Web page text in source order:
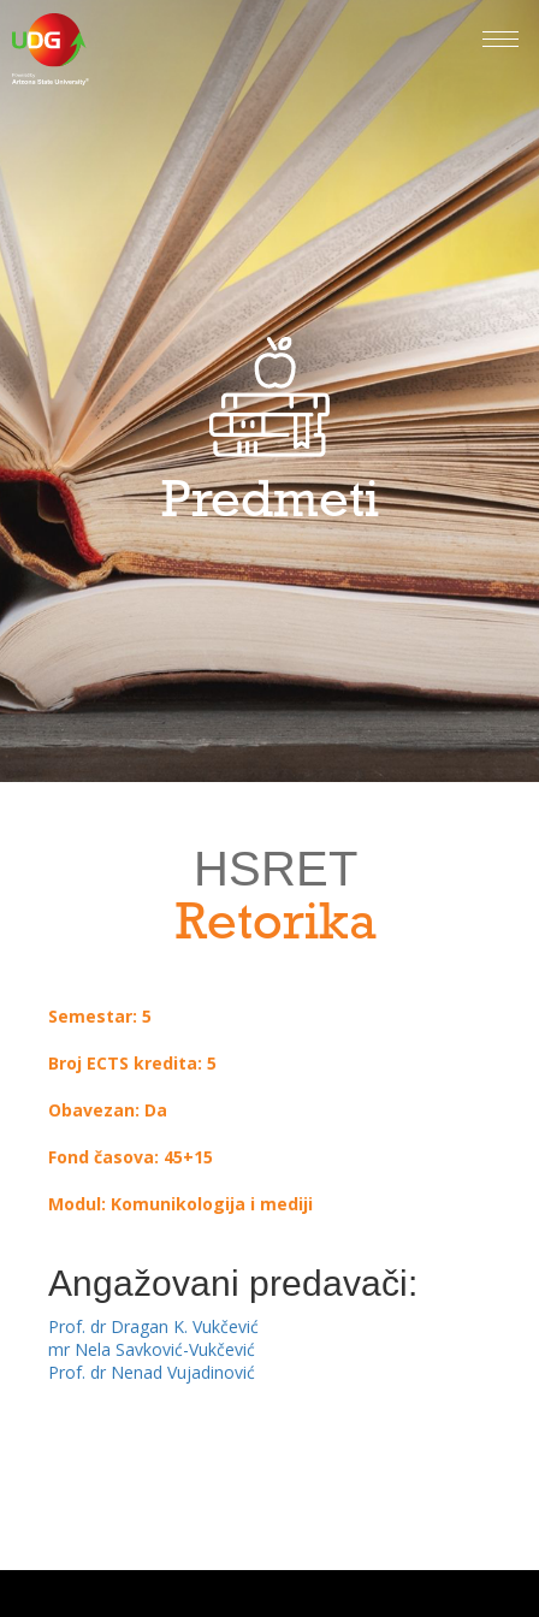
Predmeti
HSRET
Retorika
Semestar: 5
Broj ECTS kredita: 5
Obavezan: Da
Fond časova: 45+15
Modul: Komunikologija i mediji
Angažovani predavači:
Prof. dr Dragan K. Vukčević
mr Nela Savković-Vukčević
Prof. dr Nenad Vujadinović